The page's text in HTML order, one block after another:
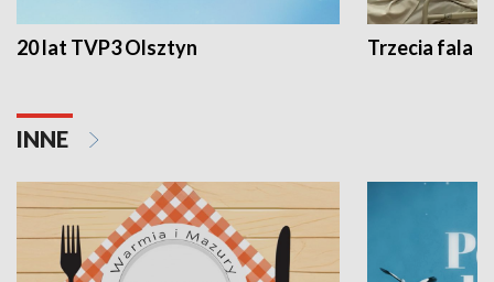
20 lat TVP3 Olsztyn Trzecia fala -
INNE